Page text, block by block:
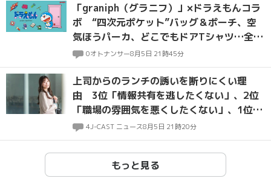
「graniph（グラニフ）」×ドラえもんコラ
ボ “四次元ポケット”バッグ＆ポーチ、空
気ほうパーカ、どこでもドアTシャツ…全
20種
0オトナンサー8月5日 21時45分
上司からのランチの誘いを断りにくい理
由 3位「情報共有を逃したくない」、2位
「職場の雰囲気を悪くしたくない」、1位
は？
4J-CAST ニュース8月5日 21時20分
もっと見る